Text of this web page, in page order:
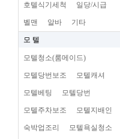
호텔식기세척 일당/시급
벨맨 알바 기타
모 텔
모텔청소(룸메이드)
모텔당번보조 모텔캐셔
모텔베팅 모텔당번
모텔주차보조 모텔지배인
숙박업조리 모텔욕실청소